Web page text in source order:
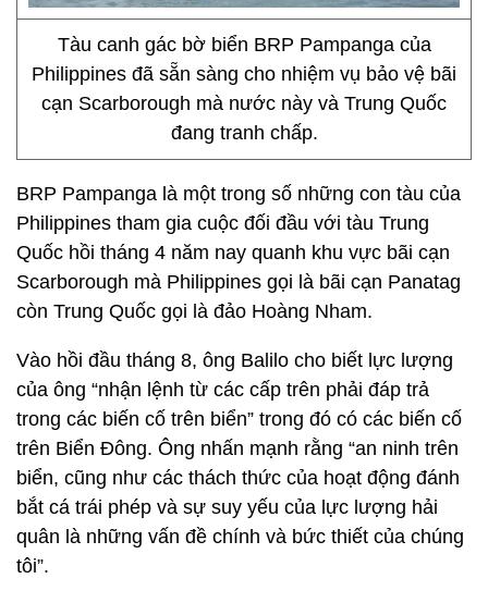
Tàu canh gác bờ biển BRP Pampanga của
Philippines đã sẵn sàng cho nhiệm vụ bảo vệ bãi
cạn Scarborough mà nước này và Trung Quốc
đang tranh chấp.
BRP Pampanga là một trong số những con tàu của
Philippines tham gia cuộc đối đầu với tàu Trung
Quốc hồi tháng 4 năm nay quanh khu vực bãi cạn
Scarborough mà Philippines gọi là bãi cạn Panatag
còn Trung Quốc gọi là đảo Hoàng Nham.
Vào hồi đầu tháng 8, ông Balilo cho biết lực lượng
của ông “nhận lệnh từ các cấp trên phải đáp trả
trong các biến cố trên biển” trong đó có các biến cố
trên Biển Đông. Ông nhấn mạnh rằng “an ninh trên
biển, cũng như các thách thức của hoạt động đánh
bắt cá trái phép và sự suy yếu của lực lượng hải
quân là những vấn đề chính và bức thiết của chúng
tôi”.